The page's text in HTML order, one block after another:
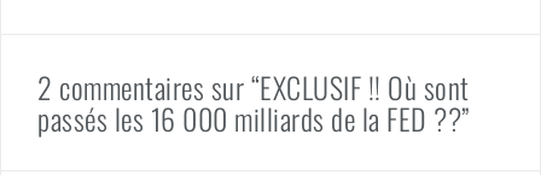
2 commentaires sur “EXCLUSIF !! Où sont
passés les 16 000 milliards de la FED ??”